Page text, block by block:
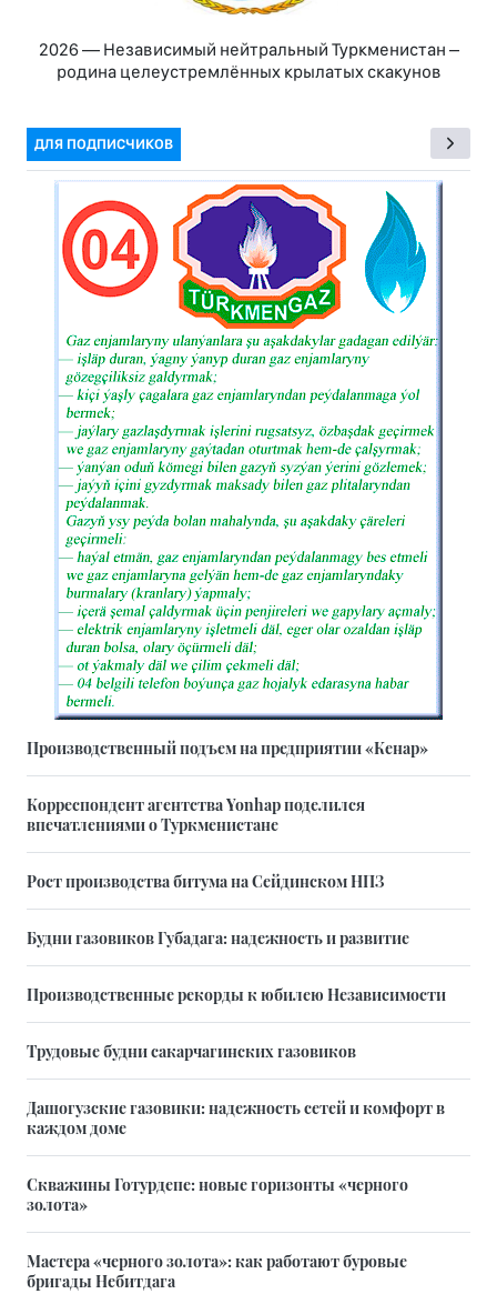
2026 — Независимый нейтральный Туркменистан –
родина целеустремлённых крылатых скакунов
ДЛЯ ПОДПИСЧИКОВ
Производственный подъем на предприятии «Кенар»
Корреспондент агентства Yonhap поделился
впечатлениями о Туркменистане
Рост производства битума на Сейдинском НПЗ
Будни газовиков Губадага: надежность и развитие
Производственные рекорды к юбилею Независимости
Трудовые будни сакарчагинских газовиков
Дашогузские газовики: надежность сетей и комфорт в
каждом доме
Скважины Готурдепе: новые горизонты «черного
золота»
Мастера «черного золота»: как работают буровые
бригады Небитдага